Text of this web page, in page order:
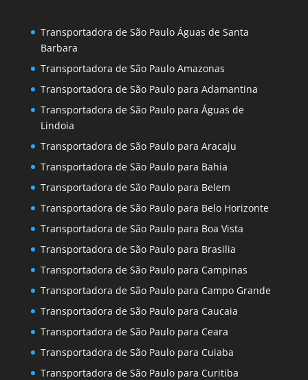
Transportadora de São Paulo Águas de Santa
Barbara
Transportadora de São Paulo Amazonas
Transportadora de São Paulo para Adamantina
Transportadora de São Paulo para Águas de
Lindoia
Transportadora de São Paulo para Aracaju
Transportadora de São Paulo para Bahia
Transportadora de São Paulo para Belem
Transportadora de São Paulo para Belo Horizonte
Transportadora de São Paulo para Boa Vista
Transportadora de São Paulo para Brasilia
Transportadora de São Paulo para Campinas
Transportadora de São Paulo para Campo Grande
Transportadora de São Paulo para Caucaia
Transportadora de São Paulo para Ceara
Transportadora de São Paulo para Cuiaba
Transportadora de São Paulo para Curitiba